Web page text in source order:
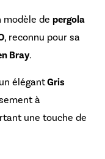
modèle depergola
, reconnu pour sa
Bray.
élégantGris
à
une touche de